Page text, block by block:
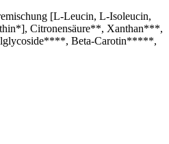
[L-Leucin, L-Isoleucin,
Citronensäure**, Xanthan***,
Beta-Carotin*****,